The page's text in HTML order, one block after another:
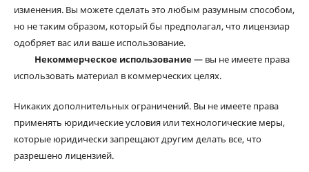
изменения. Вы можете сделать это любым разумным способом,
но не таким образом, который бы предполагал, что лицензиар
одобряет вас или ваше использование.
Некоммерческое использование— вы не имеете права
использовать материал в коммерческих целях.
Никаких дополнительных ограничений. Вы не имеете права
применять юридические условия или технологические меры,
которые юридически запрещают другим делать все, что
разрешено лицензией.